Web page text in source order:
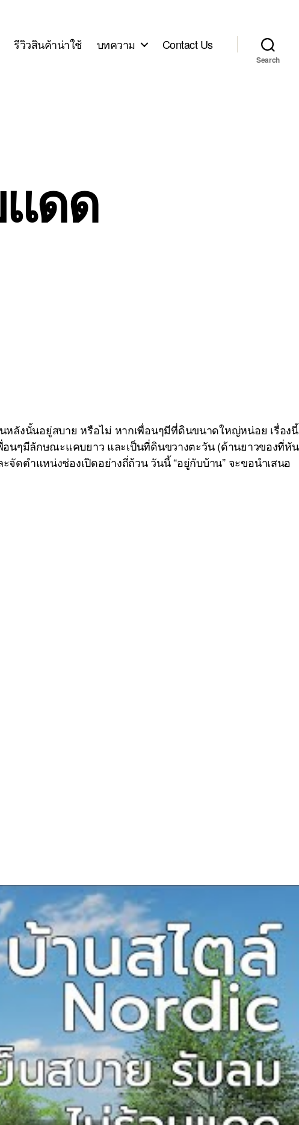
รีวิวสินค้าน่าใช้ บทความ Contact Us
Search
ดด
ลังนั้นอยู่สบาย หรือไม่ หากเพื่อนๆมีที่ดินขนาดใหญ่หน่อย เรื่องนี้
อนๆมีลักษณะแคบยาว และเป็นที่ดินขวางตะวัน (ด้านยาวของที่หัน
ดตำแหน่งช่องเปิดอย่างถี่ถ้วน วันนี้ “อยู่กับบ้าน” จะขอนำเสนอ